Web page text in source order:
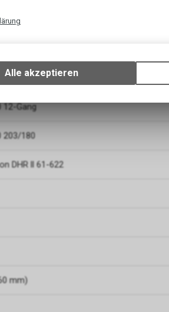
12-Gang
203/180
DHR ll 61-622
mm)
Ihrem Gerät, um die grundlegenden
Verwendung des Warenkorbs, zu
zulassen.
Alle akzeptieren